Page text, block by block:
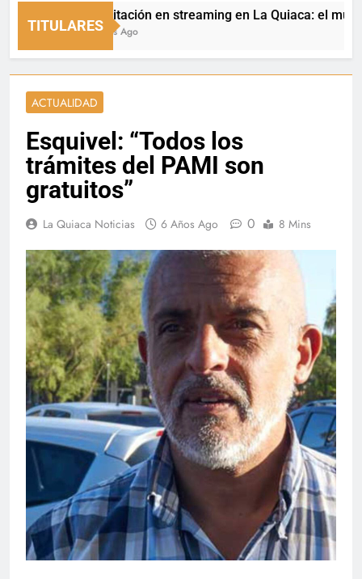
TITULARES
Capacitación en streaming en La Quiaca: el
20 Horas Ago
ACTUALIDAD
Esquivel: “Todos los
trámites del PAMI son
gratuitos”
La Quiaca Noticias 6 Años Ago 0 8 Mins